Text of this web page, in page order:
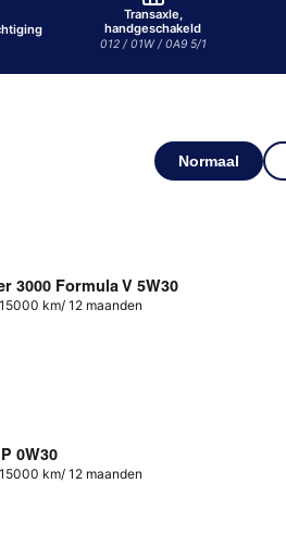
Transaxle,
handgeschakeld
012 / 01W / 0A9 5/1
Normaal
3000 Formula V 5W30
km/ 12 maanden
0W30
km/ 12 maanden